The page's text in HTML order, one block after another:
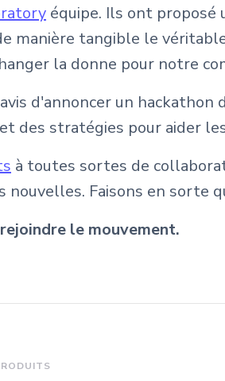
équipe. Ils ont proposé
manière tangible le
la donne pour notre
d'annoncer un
des stratégies pour aider
à toutes sortes de
nouvelles. Faisons en
le mouvement.